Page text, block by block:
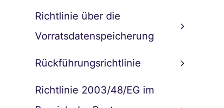
Richtlinie über die
Vorratsdatenspeicherung
Rückführungsrichtlinie
Richtlinie 2003/48/EG im